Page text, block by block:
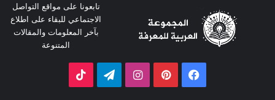
تابعونا على مواقع التواصل
الاجتماعي للبقاء على اطلاع
بآخر المعلومات والمقالات
المتنوعة
فيسبوك بينتيريستانستقرامتيلقرام